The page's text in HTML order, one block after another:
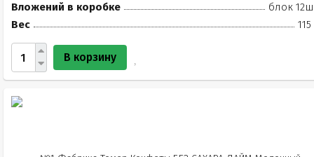
Вложений в коробке
блок
Вес
115
В корзину